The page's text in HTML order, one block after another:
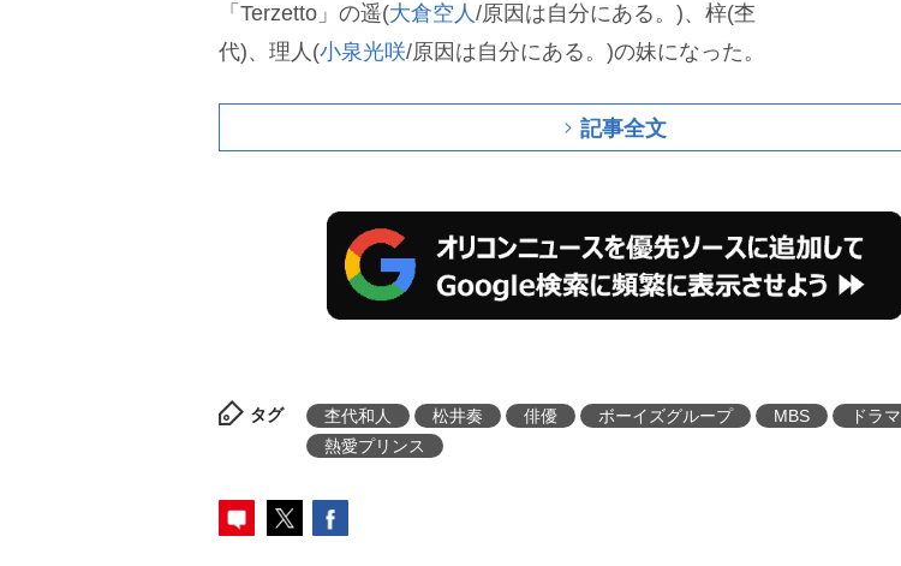
「Terzetto」の遥(大倉空人/原因は自分にある。)、梓(杢
代)、理人(小泉光咲/原因は自分にある。)の妹になった。
記事全文
タグ 杢代和人 松井奏 俳優 ボーイズグループ MBS
ドラマ
熱愛プリンス